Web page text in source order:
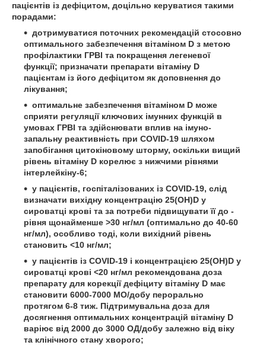
пацієнтів із дефіцитом, доцільно керуватися такими
порадами:
дотримуватися поточних рекомендацій стосовно
оптимального забезпечення вітаміном D з метою
профілактики ГРВІ та покращення легеневої
функції; призначати препарати вітаміну D
пацієнтам із його дефіцитом як доповнення до
лікування;
оптимальне забезпечення вітаміном D може
сприяти регуляції ключових імунних функцій в
умовах ГРВІ та здійснювати вплив на імуно-
запальну реактивність при COVID‑19 шляхом
запобігання цитокіновому шторму, оскільки вищий
рівень вітаміну D корелює з нижчими рівнями
інтерлейкіну‑6;
у пацієнтів, госпіталізованих із COVID‑19, слід
визначати вихідну концентрацію 25(OH)D у
сироватці крові та за потреби підвищувати її до ­
рівня ­щонайменше >30 нг/мл (оптимально до 40-60
нг/мл), особливо тоді, коли вихідний рівень
становить <10 нг/мл;
у пацієнтів із COVID‑19 і концент­рацією 25(OH)D у
сироватці крові <20 нг/мл рекомендована доза
препарату для корекції дефіциту вітаміну D має
становити 6000-7000 МО/добу пер­орально
протягом 6-8 тиж. Підтримувальна доза для
досягнення оптимальних концентрацій вітаміну D
варіює від 2000 до 3000 ОД/добу залежно від віку
та клінічного стану хворого;